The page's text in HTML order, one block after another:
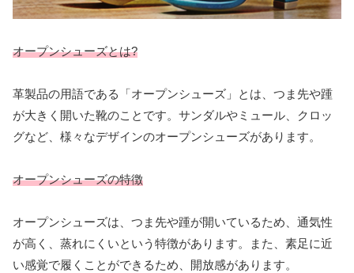
オープンシューズとは?
革製品の用語である「オープンシューズ」とは、つま先や踵
が大きく開いた靴のことです。サンダルやミュール、クロッ
グなど、様々なデザインのオープンシューズがあります。
オープンシューズの特徴
オープンシューズは、つま先や踵が開いているため、通気性
が高く、蒸れにくいという特徴があります。また、素足に近
い感覚で履くことができるため、開放感があります。